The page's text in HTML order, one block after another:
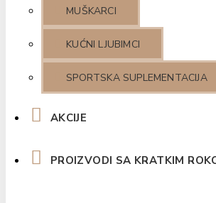
MUŠKARCI
KUĆNI LJUBIMCI
SPORTSKA SUPLEMENTACIJA
AKCIJE
PROIZVODI SA KRATKIM